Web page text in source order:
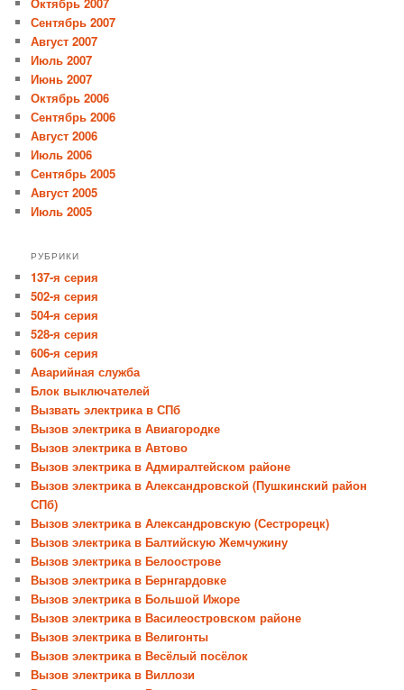
Сентябрь 2007
Август 2007
Июль 2007
Июнь 2007
Октябрь 2006
Сентябрь 2006
Август 2006
Июль 2006
Сентябрь 2005
Август 2005
Июль 2005
РУБРИКИ
137-я серия
502-я серия
504-я серия
528-я серия
606-я серия
Аварийная служба
Блок выключателей
Вызвать электрика в СПб
Вызов электрика в Авиагородке
Вызов электрика в Автово
Вызов электрика в Адмиралтейском районе
Вызов электрика в Александровской (Пушкинский район
СПб)
Вызов электрика в Александровскую (Сестрорецк)
Вызов электрика в Балтийскую Жемчужину
Вызов электрика в Белоострове
Вызов электрика в Бернгардовке
Вызов электрика в Большой Ижоре
Вызов электрика в Василеостровском районе
Вызов электрика в Велигонты
Вызов электрика в Весёлый посёлок
Вызов электрика в Виллози